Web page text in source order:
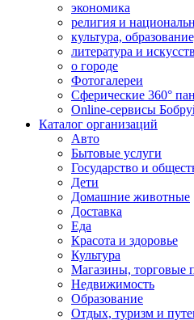
экономика
религия и
культура,
литература и
о городе
Фотогалереи
Сферические 360°
Online-сервисы
Каталог организаций
Авто
Бытовые услуги
Государство и
Дети
Домашние животные
Доставка
Еда
Красота и здоровье
Культура
Магазины, торговые
Недвижимость
Образование
Отдых, туризм и